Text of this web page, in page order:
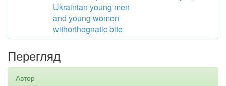
Ukrainian young men
and young women
withorthognatic bite
Перегляд
Автор